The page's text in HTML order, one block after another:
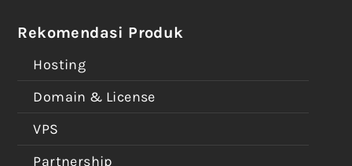
Rekomendasi Produk
Hosting
Domain & License
VPS
Partnership